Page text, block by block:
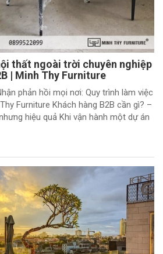
thất ngoài trời chuyên nghiệp
| Minh Thy Furniture
phản hồi mọi nơi: Quy trình làm việc
Furniture Khách hàng B2B cần gì? –
hiệu quả Khi vận hành một dự án